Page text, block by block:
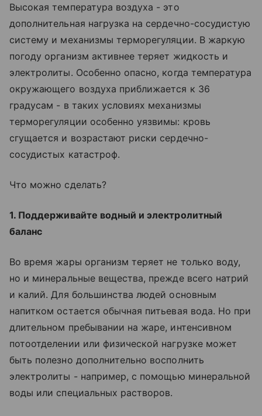
Высокая температура воздуха - это
дополнительная нагрузка на сердечно-сосудистую
систему и механизмы терморегуляции. В жаркую
погоду организм активнее теряет жидкость и
электролиты. Особенно опасно, когда температура
окружающего воздуха приближается к 36
градусам - в таких условиях механизмы
терморегуляции особенно уязвимы: кровь
сгущается и возрастают риски сердечно-
сосудистых катастроф.
Что можно сделать?
1. Поддерживайте водный и электролитный
баланс
Во время жары организм теряет не только воду,
но и минеральные вещества, прежде всего натрий
и калий. Для большинства людей основным
напитком остается обычная питьевая вода. Но при
длительном пребывании на жаре, интенсивном
потоотделении или физической нагрузке может
быть полезно дополнительно восполнить
электролиты - например, с помощью минеральной
воды или специальных растворов.